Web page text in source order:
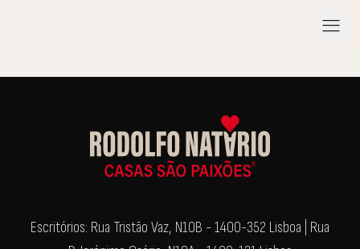
menu
Escritórios: Rua Tristão Vaz, N10B - 1400-352 Lisboa | Rua